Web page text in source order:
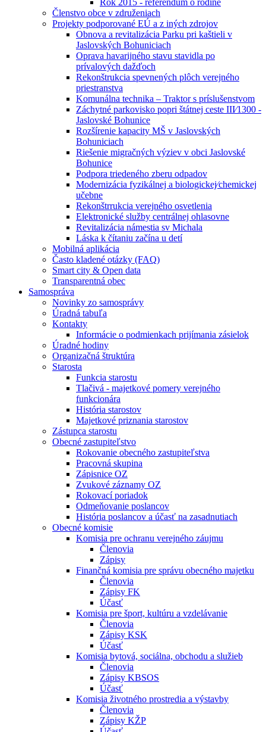
Rok 2015 - referendum o rodine
Členstvo obce v združeniach
Projekty podporované EÚ a z iných zdrojov
Obnova a revitalizácia Parku pri kaštieli v
Jaslovských Bohuniciach
Oprava havarijného stavu stavidla po
prívalových dažďoch
Rekonštrukcia spevnených plôch verejného
priestranstva
Komunálna technika – Traktor s príslušenstvom
Záchytné parkovisko popri štátnej ceste III⁄1300 -
Jaslovské Bohunice
Rozšírenie kapacity MŠ v Jaslovských
Bohuniciach
Riešenie migračných výziev v obci Jaslovské
Bohunice
Podpora triedeného zberu odpadov
Modernizácia fyzikálnej a biologickej⁄chemickej
učebne
Rekonštrrukcia verejného osvetlenia
Elektronické služby centrálnej ohlasovne
Revitalizácia námestia sv Michala
Láska k čítaniu začína u detí
Mobilná aplikácia
Často kladené otázky (FAQ)
Smart city & Open data
Transparentná obec
Samospráva
Novinky zo samosprávy
Úradná tabuľa
Kontakty
Informácie o podmienkach prijímania zásielok
Úradné hodiny
Organizačná štruktúra
Starosta
Funkcia starostu
Tlačivá - majetkové pomery verejného
funkcionára
História starostov
Majetkové priznania starostov
Zástupca starostu
Obecné zastupiteľstvo
Rokovanie obecného zastupiteľstva
Pracovná skupina
Zápisnice OZ
Zvukové záznamy OZ
Rokovací poriadok
Odmeňovanie poslancov
História poslancov a účasť na zasadnutiach
Obecné komisie
Komisia pre ochranu verejného záujmu
Členovia
Zápisy
Finančná komisia pre správu obecného majetku
Členovia
Zápisy FK
Účasť
Komisia pre šport, kultúru a vzdelávanie
Členovia
Zápisy KSK
Účasť
Komisia bytová, sociálna, obchodu a služieb
Členovia
Zápisy KBSOS
Účasť
Komisia životného prostredia a výstavby
Členovia
Zápisy KŽP